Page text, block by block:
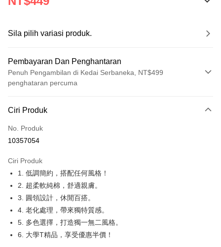
Sila pilih variasi produk.
Pembayaran Dan Penghantaran
Penuh Pengambilan di Kedai Serbaneka, NT$499
penghataran percuma
Kad Kredit (Bayaran Penuh)
Pengambilan di Kedai Serbaneka
Apple Pay
JKOPAY
Easy Wallet
Google Pay
Ciri Produk
No. Produk
10357054
Ciri Produk
1. 低調簡約，搭配任何風格！
2. 超柔軟純棉，舒適親膚。
3. 圓領設計，休閒百搭。
4. 老化處理，帶來獨特質感。
5. 多色選擇，打造獨一無二風格。
6. 大學T精品，享受優惠半價！